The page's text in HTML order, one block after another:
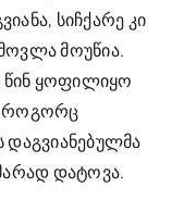
სიჩქარე კი
მოუწია.
წინ ყოფილიყო
როგორც
დაგვიანებულმა
დატოვა.